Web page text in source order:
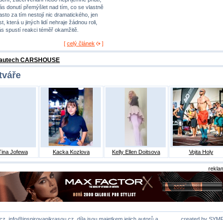
donutí přemýšlet nad tím, co se vlastně
za tím nestojí nic dramatického, jen
která u jiných lidí nehraje žádnou roli,
spustí reakci téměř okamžitě.
[ celý článek ]
CARSHOUSE
Jofewa Kacka Kozlova Kelly Ellen Doitsova Vojta Holy